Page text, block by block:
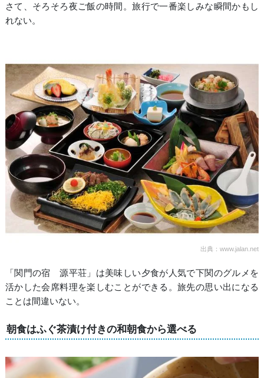
さて、そろそろ夜ご飯の時間。旅行で一番楽しみな瞬間かもし
れない。
出典：www.jalan.net
「関門の宿 源平荘」は美味しい夕食が人気で下関のグルメを
活かした会席料理を楽しむことができる。旅先の思い出になる
ことは間違いない。
朝食はふぐ茶漬け付きの和朝食から選べる